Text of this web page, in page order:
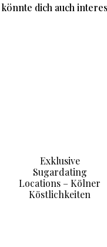
könnte dich auch
Exklusive
Sugardating
Locations – Kölner
Köstlichkeiten